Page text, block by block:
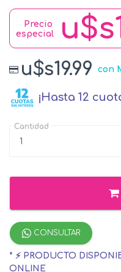
Precio
especial
u$s19.99 con
¡Hasta 12
Cantidad
CONSULTAR
* ⚡ PRODUCTO
ONLINE